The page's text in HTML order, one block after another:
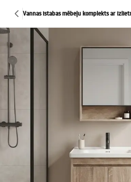
Vannas istabas mēbeļu komplekts ar